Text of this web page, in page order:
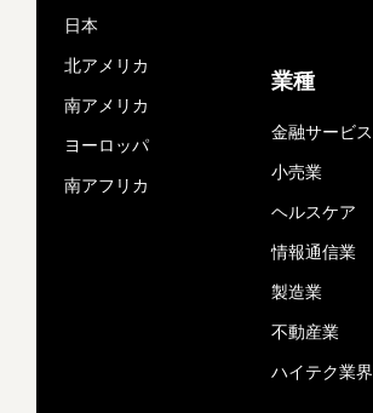
日本
北アメリカ
南アメリカ
ヨーロッパ
南アフリカ
業種
金融サービス
小売業
ヘルスケア
情報通信業
製造業
不動産業
ハイテク業界